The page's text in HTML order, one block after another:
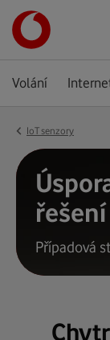
stránka
Volání
‹ IoT senzory
řešení
Případová